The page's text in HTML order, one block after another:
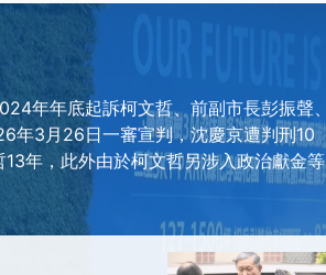
年年底起訴柯文哲、前副市長彭振聲、
年3月26日一審宣判，沈慶京遭判刑10
年，此外由於柯文哲另涉入政治獻金等